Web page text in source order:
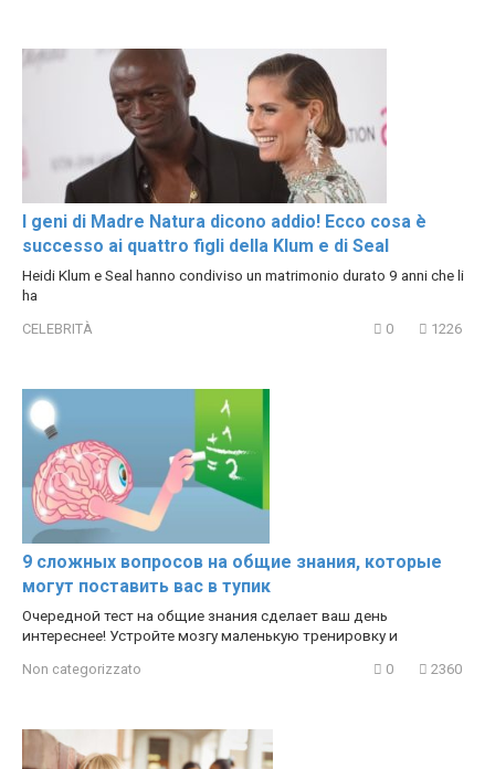
I geni di Madre Natura dicono addio! Ecco cosa è
successo ai quattro figli della Klum e di Seal
Heidi Klum e Seal hanno condiviso un matrimonio durato 9 anni che li
ha
CELEBRITÀ 0 1226
9 сложных вопросов на общие знания, которые
могут поставить вас в тупик
Очередной тест на общие знания сделает ваш день
интереснее! Устройте мозгу маленькую тренировку и
Non categorizzato 0 2360